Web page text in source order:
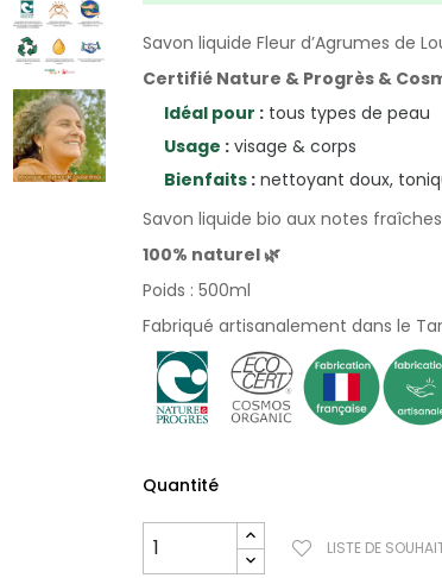
Savon liquide Fleur d’Agrumes de
Certifié Nature & Progrès &
Idéal pour : tous types de peau
Usage : visage & corps
Bienfaits : nettoyant doux,
Savon liquide bio aux notes
100% naturel 🌿
Poids : 500ml
Fabriqué artisanalement dans le
Quantité
LISTE DE